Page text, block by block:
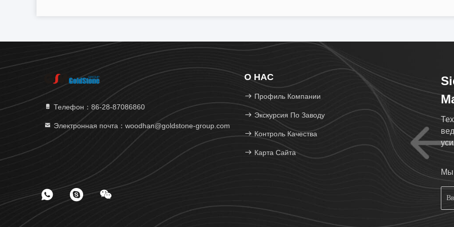
Телефон：86-28-87086860
Электронная почта：woodhan@goldstone-group.com
О НАС
Профиль Компании
Экскурсия По Заводу
Контроль Качества
Карта Сайта
Мы